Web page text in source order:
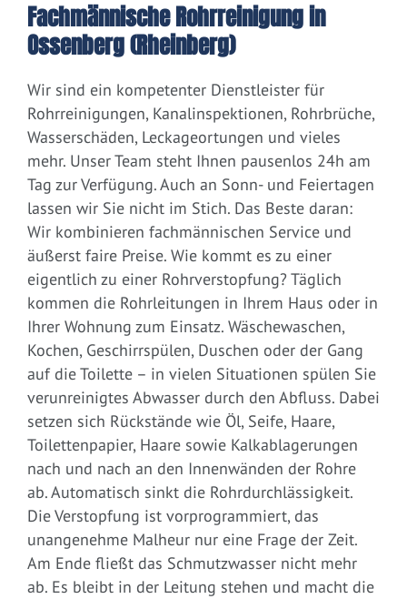
Fachmännische Rohrreinigung in
Ossenberg (Rheinberg)
Wir sind ein kompetenter Dienstleister für
Rohrreinigungen, Kanalinspektionen, Rohrbrüche,
Wasserschäden, Leckageortungen und vieles
mehr. Unser Team steht Ihnen pausenlos 24h am
Tag zur Verfügung. Auch an Sonn- und Feiertagen
lassen wir Sie nicht im Stich. Das Beste daran:
Wir kombinieren fachmännischen Service und
äußerst faire Preise. Wie kommt es zu einer
eigentlich zu einer Rohrverstopfung? Täglich
kommen die Rohrleitungen in Ihrem Haus oder in
Ihrer Wohnung zum Einsatz. Wäschewaschen,
Kochen, Geschirrspülen, Duschen oder der Gang
auf die Toilette – in vielen Situationen spülen Sie
verunreinigtes Abwasser durch den Abfluss. Dabei
setzen sich Rückstände wie Öl, Seife, Haare,
Toilettenpapier, Haare sowie Kalkablagerungen
nach und nach an den Innenwänden der Rohre
ab. Automatisch sinkt die Rohrdurchlässigkeit.
Die Verstopfung ist vorprogrammiert, das
unangenehme Malheur nur eine Frage der Zeit.
Am Ende fließt das Schmutzwasser nicht mehr
ab. Es bleibt in der Leitung stehen und macht die